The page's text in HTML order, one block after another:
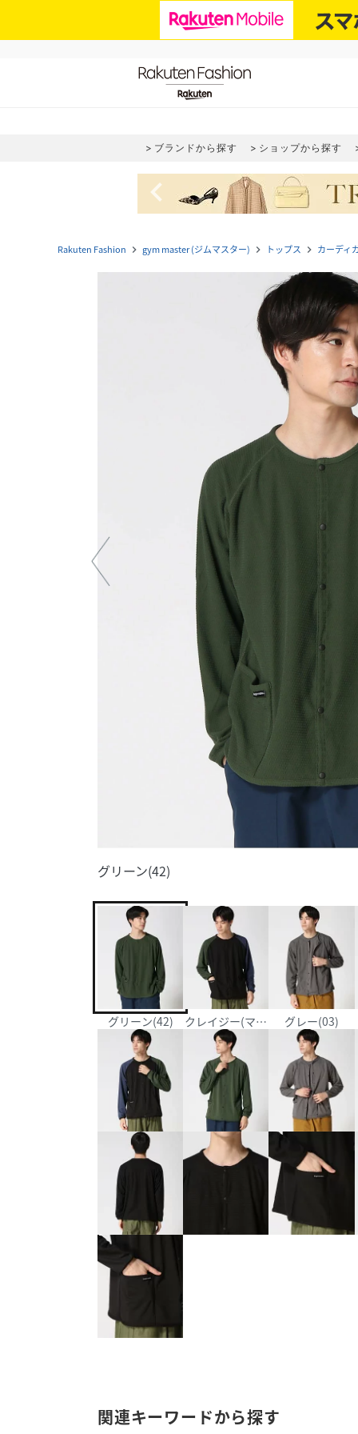
ブランドから探す ショップから探す
navigate_before
Rakuten Fashion navigate_next gym master (ジムマスター) navigate_next トップス navigate_next カーディ
グリーン(42)
グリーン(42) クレイジー(マルチ)系k(90)
グレー(03)
関連キーワードから探す